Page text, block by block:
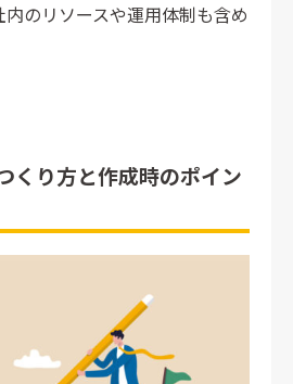
のリソースや運用体制も含め
くり方と作成時のポイン